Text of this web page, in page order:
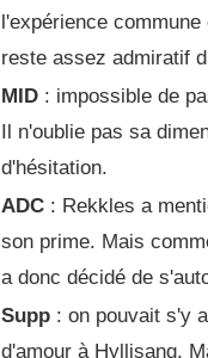
l'expérience
reste assez admiratif
MID : impossible de
Il n'oublie pas sa
d'hésitation.
ADC : Rekkles a
son prime. Mais
a donc décidé de
Supp : on pouvait s'y
d'amour à Hyllisang.